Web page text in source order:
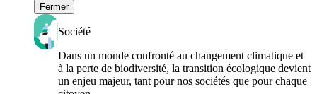
Fermer
Société
Dans un monde confronté au changement climatique et
à la perte de biodiversité, la transition écologique devient
un enjeu majeur, tant pour nos sociétés que pour chaque